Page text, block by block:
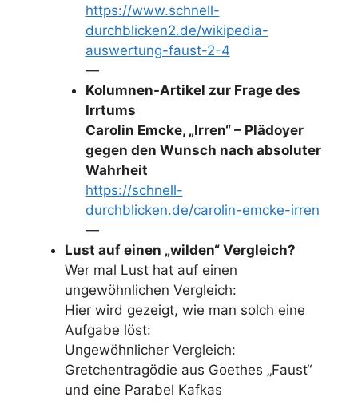
https://www.schnell-
durchblicken2.de/wikipedia-
auswertung-faust-2-4
—
Kolumnen-Artikel zur Frage des
Irrtums
Carolin Emcke, „Irren“ – Plädoyer
gegen den Wunsch nach absoluter
Wahrheit
https://schnell-
durchblicken.de/carolin-emcke-irren
—
Lust auf einen „wilden“ Vergleich?
Wer mal Lust hat auf einen
ungewöhnlichen Vergleich:
Hier wird gezeigt, wie man solch eine
Aufgabe löst:
Ungewöhnlicher Vergleich:
Gretchentragödie aus Goethes „Faust“
und eine Parabel Kafkas